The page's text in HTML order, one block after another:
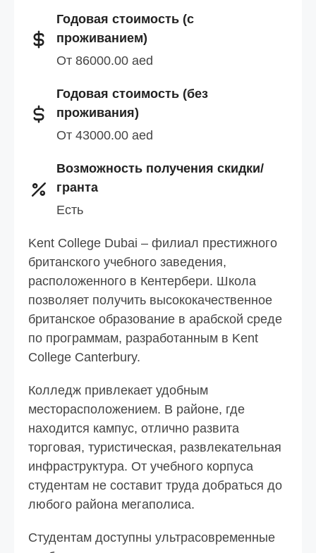
Годовая стоимость (с
проживанием)
От 86000.00 aed
Годовая стоимость (без
проживания)
От 43000.00 aed
Возможность получения скидки/
гранта
Есть
Kent College Dubai – филиал престижного
британского учебного заведения,
расположенного в Кентербери. Школа
позволяет получить высококачественное
британское образование в арабской среде
по программам, разработанным в Kent
College Canterbury.
Колледж привлекает удобным
месторасположением. В районе, где
находится кампус, отлично развита
торговая, туристическая, развлекательная
инфраструктура. От учебного корпуса
студентам не составит труда добраться до
любого района мегаполиса.
Студентам доступны ультрасовременные